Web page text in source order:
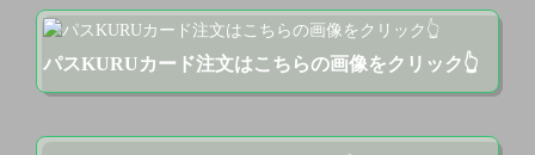
パスKURUカード注文はこちらの画像をクリック👆